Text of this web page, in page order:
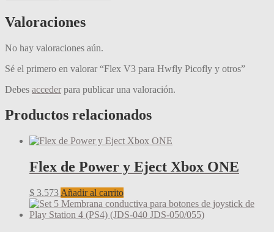
Valoraciones
No hay valoraciones aún.
Sé el primero en valorar “Flex V3 para Hwfly Picofly y otros”
Debes acceder para publicar una valoración.
Productos relacionados
Flex de Power y Eject Xbox ONE
$ 3.573 Añadir al carrito